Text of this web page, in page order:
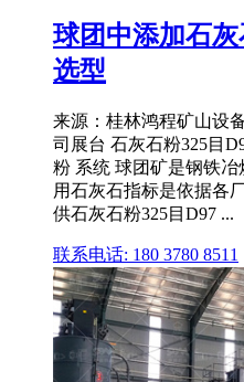
球团中添加石
选型
来源：桂林鸿程矿山设
司展台 石灰石粉325目
粉 系统 球团矿是钢铁
用石灰石指标是依据各
供石灰石粉325目D97 ...
联系电话: 180 3780 8511